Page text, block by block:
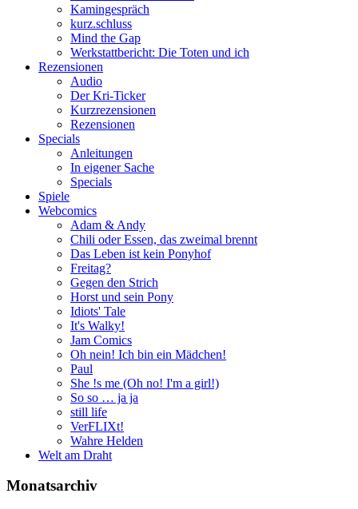
Kamingespräch
kurz.schluss
Mind the Gap
Werkstattbericht: Die Toten und ich
Rezensionen
Audio
Der Kri-Ticker
Kurzrezensionen
Rezensionen
Specials
Anleitungen
In eigener Sache
Specials
Spiele
Webcomics
Adam & Andy
Chili oder Essen, das zweimal brennt
Das Leben ist kein Ponyhof
Freitag?
Gegen den Strich
Horst und sein Pony
Idiots' Tale
It's Walky!
Jam Comics
Oh nein! Ich bin ein Mädchen!
Paul
She !s me (Oh no! I'm a girl!)
So so … ja ja
still life
VerFLIXt!
Wahre Helden
Welt am Draht
Monatsarchiv